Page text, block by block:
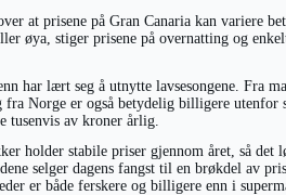
at prisene på Gran Canaria kan variere
øya, stiger prisene på overnatting og
har lært seg å utnytte lavsesongene. Fra
Norge er også betydelig billigere utenfor
tusenvis av kroner årlig.
holder stabile priser gjennom året, så det
selger dagens fangst til en brøkdel av
er både ferskere og billigere enn i